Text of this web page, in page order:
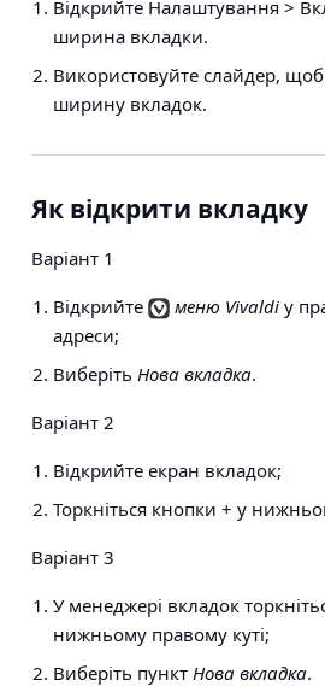
Відкрийте Налаштування >
ширина вкладки.
Використовуйте слайдер,
ширину вкладок.
Як відкрити вкладку
Варіант 1
Відкрийте
меню Vivaldi у
адреси;
Виберіть Нова вкладка.
Варіант 2
Відкрийте екран вкладок;
Торкніться кнопки + у
Варіант 3
У менеджері вкладок
нижньому правому куті;
Виберіть пункт Нова вкладка.